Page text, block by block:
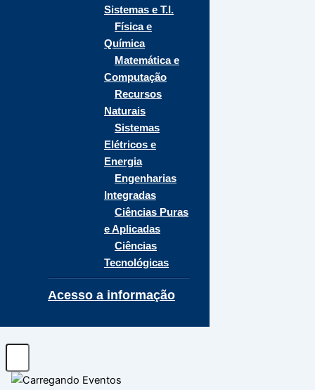
Sistemas e T.I.
Física e
Química
Matemática e
Computação
Recursos
Naturais
Sistemas
Elétricos e
Energia
Engenharias
Integradas
Ciências Puras
e Aplicadas
Ciências
Tecnológicas
Acesso a informação